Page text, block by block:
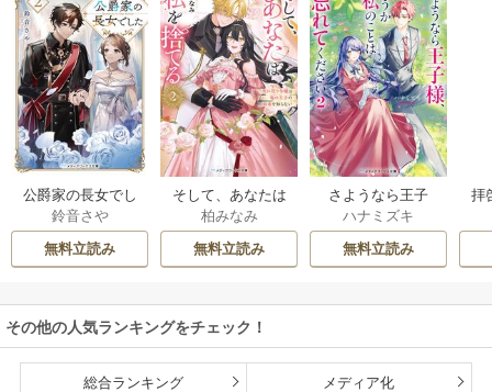
公爵家の長女でし
た
鈴音さや
無料立読み
そして、あなたは
私を捨てる
柏みなみ
無料立読み
さようなら王子
様、どうか私のこ
とは忘れてくださ
い
ハナミズキ
無料立読み
拝
その他の人気ランキングをチェック！
総合ランキング メディア化